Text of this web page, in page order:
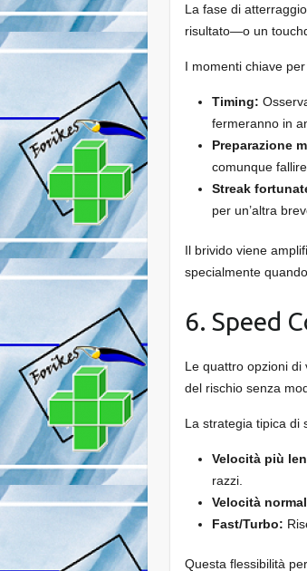
La fase di
risultato—o un
I momenti chiave
Timing:
fermeranno in
Preparazione
comunque
Streak
per un’altra
Il brivido viene
specialmente
6. Speed
Le quattro opzioni
del rischio senza
La strategia tipica di
Velocità più
razzi.
Velocità
Fast/Turbo:
Questa flessibilità